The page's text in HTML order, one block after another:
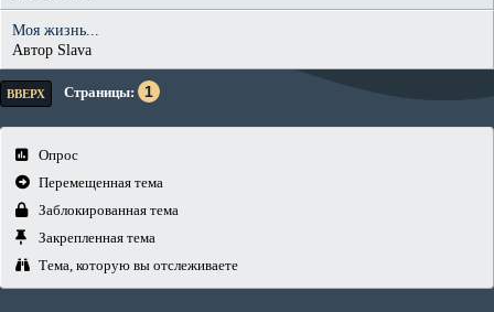
Моя жизнь...
Автор Slava
ВВЕРХ Страницы 1
Опрос
Перемещенная тема
Заблокированная тема
Закрепленная тема
Тема, которую вы отслеживаете